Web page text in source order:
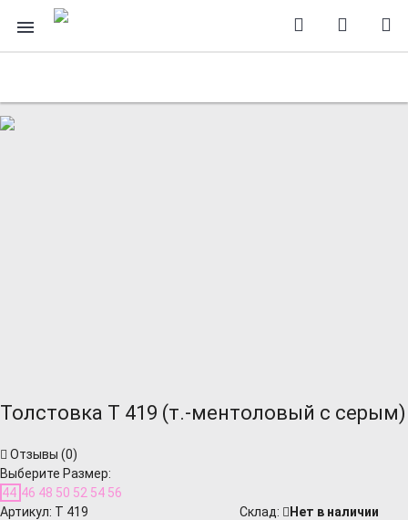
Толстовка Т 419 (т.-ментоловый с серым)
Отзывы (0)
Выберите Размер:
44 46 48 50 52 54 56
Артикул: Т 419 Cклад:
Нет в наличии